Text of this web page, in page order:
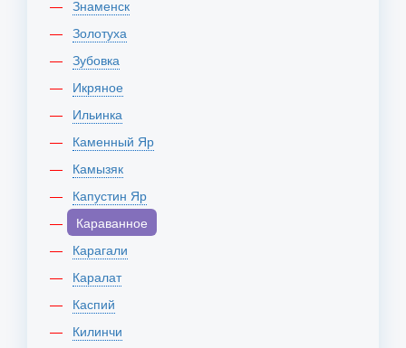
Знаменск
Золотуха
Зубовка
Икряное
Ильинка
Каменный Яр
Камызяк
Капустин Яр
Караванное
Карагали
Каралат
Каспий
Килинчи